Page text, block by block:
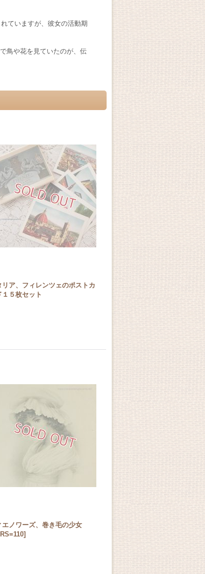
ていますが、彼女の活動期
鳥や花を見ていたのが、伝
リア、フィレンツェのポストカ
１５枚セット
エノワーズ、巻き毛の少女
]